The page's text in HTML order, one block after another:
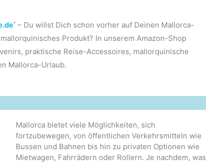
* – Du willst Dich schon vorher auf Deinen Mallorca-
Produkt? In unserem Amazon-Shop
praktische Reise-Accessoires, mallorquinische
Mallorca-Urlaub.
Mallorca bietet viele Möglichkeiten, sich
fortzubewegen, von öffentlichen Verkehrsmitteln wie
Bussen und Bahnen bis hin zu privaten Optionen wie
Mietwagen, Fahrrädern oder Rollern. Je nachdem, was